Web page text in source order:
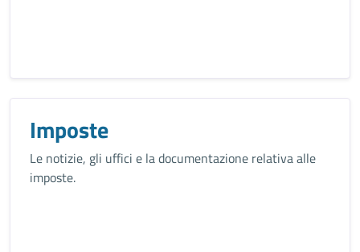
Imposte
Le notizie, gli uffici e la documentazione relativa alle
imposte.